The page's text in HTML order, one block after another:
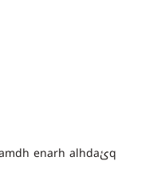
aamdh enarh alhdaئq